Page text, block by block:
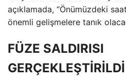
açıklamada, “Önümüzdeki
önemli gelişmelere tanık
FÜZE SALDIRISI
GERÇEKLEŞTİRİLDİ